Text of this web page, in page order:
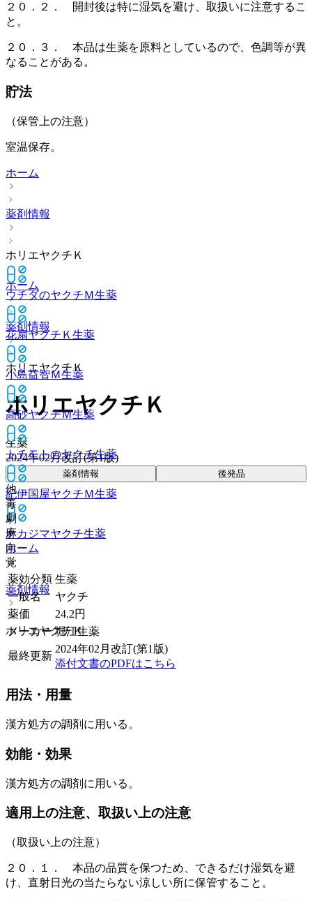
２０．２． 開封後は特に湿気を避け、取扱いに注意するこ
と。
２０．３． 本品は生薬を原料としているので、色調等が異
なることがある。
貯法
（保管上の注意）
室温保存。
ホーム
薬剤情報
ホリエヤクチＫ
ウチダのヤクチＭ生薬
花扇ヤクチＫ 生薬
小島益智Ｍ生薬
高砂ヤクチＭ生薬
トチモトのヤクチ生薬
紀伊国屋ヤクチＭ生薬
ナカジマヤクチ生薬
ホーム
薬剤情報
ホリエヤクチＫ
ホーム
薬剤情報
ホリエヤクチＫ
ホリエヤクチＫ
生薬
2024年02月改訂(第1版)
薬剤情報 後発品
他
毒
劇
麻
向
覚
薬効分類 生薬
一般名
ヤクチ
薬価
24.2円
メーカー 堀江生薬
最終更新
2024年02月改訂(第1版)
添付文書のPDFはこちら
用法・用量
漢方処方の調剤に用いる。
効能・効果
漢方処方の調剤に用いる。
適用上の注意、取扱い上の注意
（取扱い上の注意）
２０．１． 本品の品質を保つため、できるだけ湿気を避
け、直射日光の当たらない涼しい所に保管すること。